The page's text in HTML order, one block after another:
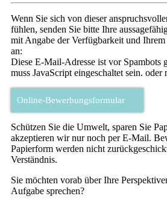
Wenn Sie sich von dieser
fühlen, senden Sie bitte Ihre
mit Angabe der Verfügbarkeit und
an:
Diese E-Mail-Adresse ist vor Spambots
muss JavaScript eingeschaltet sein. oder
Online-Bewerbungsformular
Schützen Sie die Umwelt, sparen Sie
akzeptieren wir nur noch per E-Mail.
Papierform werden nicht
Verständnis.
Sie möchten vorab über Ihre
Aufgabe sprechen?